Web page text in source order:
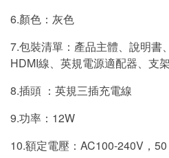
6.顏色：灰色
7.包裝清單：產品主體、說明書
HDMI線、英規電源適配器、支架
8.插頭 ：英規三插充電線
9.功率：12W
10.額定電壓：AC100-240V，